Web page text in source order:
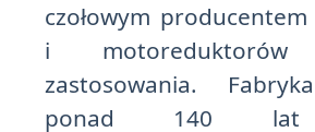
czołowym
i motoreduktorów
zastosowania.
ponad 140 lat